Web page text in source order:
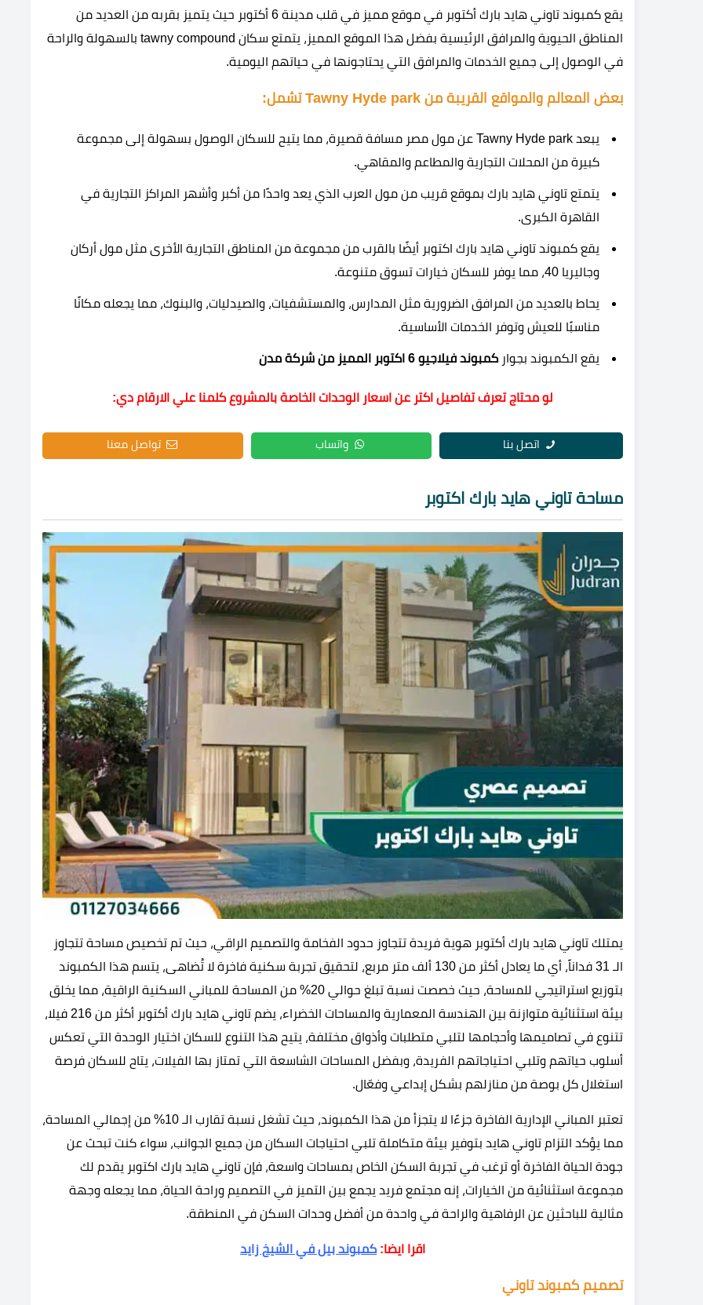
يقع كمبوند تاوني هايد بارك أكتوبر في موقع مميز في قلب مدينة 6 أكتوبر حيث يتميز بقربه من العديد من
المناطق الحيوية والمرافق الرئيسية بفضل هذا الموقع المميز، يتمتع سكان tawny compound بالسهولة والراحة
في الوصول إلى جميع الخدمات والمرافق التي يحتاجونها في حياتهم اليومية.
بعض المعالم والمواقع القريبة من Tawny Hyde park تشمل:
يبعد Tawny Hyde park عن مول مصر مسافة قصيرة، مما يتيح للسكان الوصول بسهولة إلى مجموعة
كبيرة من المحلات التجارية والمطاعم والمقاهي.
يتمتع تاوني هايد بارك بموقع قريب من مول العرب الذي يعد واحدًا من أكبر وأشهر المراكز التجارية في
القاهرة الكبرى.
يقع كمبوند تاوني هايد بارك اكتوبر أيضًا بالقرب من مجموعة من المناطق التجارية الأخرى مثل مول أركان
وجاليريا 40، مما يوفر للسكان خيارات تسوق متنوعة.
يحاط بالعديد من المرافق الضرورية مثل المدارس، والمستشفيات، والصيدليات، والبنوك، مما يجعله مكانًا
مناسبًا للعيش وتوفر الخدمات الأساسية.
يقع الكمبوند بجوار كمبوند فيلاجيو 6 اكتوبر المميز من شركة مدن
لو محتاج تعرف تفاصيل اكتر عن اسعار الوحدات الخاصة بالمشروع كلمنا علي الارقام دي:
اتصل بنا واتساب تواصل معنا
مساحة تاوني هايد بارك اكتوبر
يمتلك تاوني هايد بارك أكتوبر هوية فريدة تتجاوز حدود الفخامة والتصميم الراقي، حيث تم تخصيص مساحة تتجاوز
الـ 31 فداناً، أي ما يعادل أكثر من 130 ألف متر مربع، لتحقيق تجربة سكنية فاخرة لا تُضاهى، يتسم هذا الكمبوند
بتوزيع استراتيجي للمساحة، حيث خصصت نسبة تبلغ حوالي 20% من المساحة للمباني السكنية الراقية، مما يخلق
بيئة استثنائية متوازنة بين الهندسة المعمارية والمساحات الخضراء، يضم تاوني هايد بارك أكتوبر أكثر من 216 فيلا،
تتنوع في تصاميمها وأحجامها لتلبي متطلبات وأذواق مختلفة، يتيح هذا التنوع للسكان اختيار الوحدة التي تعكس
أسلوب حياتهم وتلبي احتياجاتهم الفريدة، وبفضل المساحات الشاسعة التي تمتاز بها الفيلات، يتاح للسكان فرصة
استغلال كل بوصة من منازلهم بشكل إبداعي وفعّال.
تعتبر المباني الإدارية الفاخرة جزءًا لا يتجزأ من هذا الكمبوند، حيث تشغل نسبة تقارب الـ 10% من إجمالي المساحة،
مما يؤكد التزام تاوني هايد بتوفير بيئة متكاملة تلبي احتياجات السكان من جميع الجوانب، سواء كنت تبحث عن
جودة الحياة الفاخرة أو ترغب في تجربة السكن الخاص بمساحات واسعة، فإن تاوني هايد بارك اكتوبر يقدم لك
مجموعة استثنائية من الخيارات، إنه مجتمع فريد يجمع بين التميز في التصميم وراحة الحياة، مما يجعله وجهة
مثالية للباحثين عن الرفاهية والراحة في واحدة من أفضل وحدات السكن في المنطقة.
اقرا ايضا: كمبوند بيل في الشيخ زايد
تصميم كمبوند تاوني